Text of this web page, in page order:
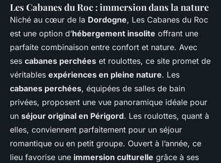
Les Cabanes du Roc : immersion dans la nature
Niché au cœur de la Dordogne, Les Cabanes du Roc
est une option d’hébergement insolite offrant une
parfaite combinaison entre confort et nature. Avec
ses cabanes perchées et roulottes, ce site promet de
véritables expériences en pleine nature. Les
cabanes perchées, équipées de salles de bain
privées, proposent une vue panoramique idéale pour
un séjour original en Périgord. Les roulottes, quant à
elles, conviennent parfaitement pour un séjour
romantique ou en petit groupe. Ouvert à l’année, ce
lieu favorise une immersion culturelle grâce à ses